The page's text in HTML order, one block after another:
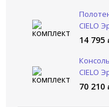
CIELO
ERPLST
14 795
CIELO
ERST100
70 210